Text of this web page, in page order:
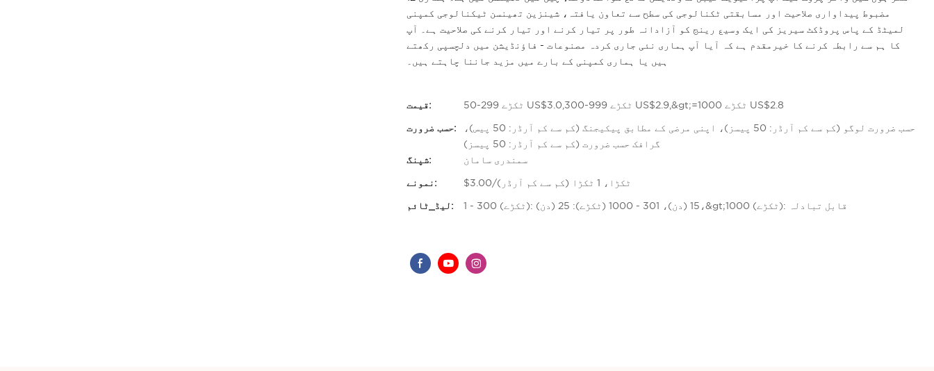
مضبوط پیداواری صلاحیت اور مسابقتی ٹکنالوجی کی سطح سے تعاون یافتہ، شینزین تھینسن ٹیکنالوجی کمپنی
لمیٹڈ کے پاس پروڈکٹ سیریز کی ایک وسیع رینج کو آزادانہ طور پر تیار کرنے اور تیار کرنے کی صلاحیت ہے۔ آپ
کا ہم سے رابطہ کرنے کا خیرمقدم ہے کہ آیا آپ ہماری نئی جاری کردہ مصنوعات - فاؤنڈیشن میں دلچسپی رکھتے
ہیں یا ہماری کمپنی کے بارے میں مزید جاننا چاہتے ہیں۔
قیمت: 50-299 ٹکڑے US$3.0,300-999 ٹکڑے US$2.9,&gt;=1000 ٹکڑے US$2.8
حسب ضرورت:
حسب ضرورت لوگو (کم سے کم آرڈر: 50 پیسز)، اپنی مرضی کے مطابق پیکیجنگ (کم سے کم آرڈر: 50 پیس)،
گرافک حسب ضرورت (کم سے کم آرڈر: 50 پیسز)
شپنگ:
سمندری سامان
نمونے: $3.00/ٹکڑا، 1 ٹکڑا (کم سے کم آرڈر)
لیڈ_ٹائم: 1 - 300 (ٹکڑے): 15 (دن)، 301 - 1000 (ٹکڑے): 25 (دن)،&gt;1000 (ٹکڑے): قابل تبادلہ